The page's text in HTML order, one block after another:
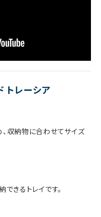
トレーシア
収納物に合わせてサイズ
きるトレイです。